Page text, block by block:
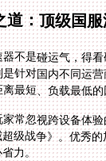
道：顶级国
不是碰运气，得
针对国内不同运
最短、负载最低
常忽视跨设备体
级战争》。优秀
力。